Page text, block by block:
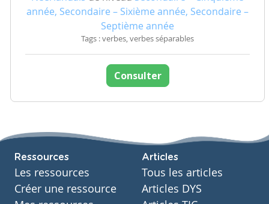
année, Secondaire – Sixième année, Secondaire –
Septième année
Tags : verbes, verbes séparables
Consulter
Ressources
Les ressources
Créer une ressource
Articles
Tous les articles
Articles DYS